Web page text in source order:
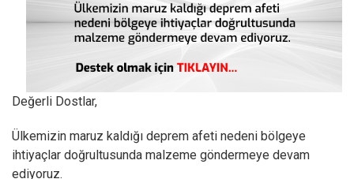
Değerli Dostlar,
Ülkemizin maruz kaldığı deprem afeti nedeni bölgeye
ihtiyaçlar doğrultusunda malzeme göndermeye devam
ediyoruz.